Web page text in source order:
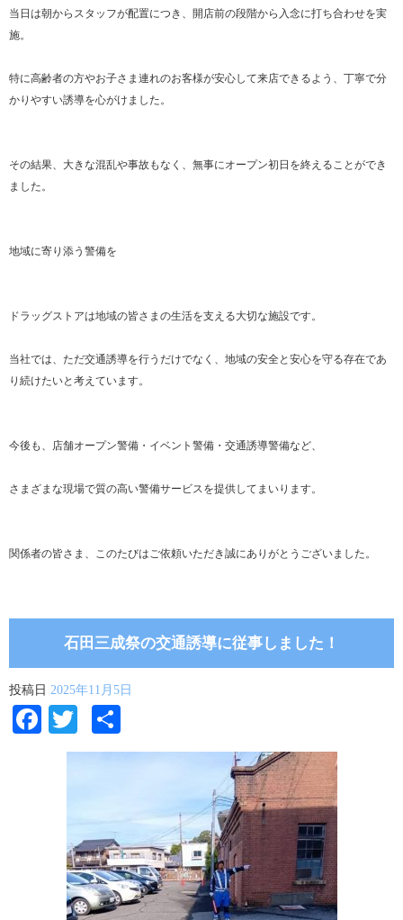
当日は朝からスタッフが配置につき、開店前の段階から入念に打ち合わせを実
施。
特に高齢者の方やお子さま連れのお客様が安心して来店できるよう、丁寧で分
かりやすい誘導を心がけました。
その結果、大きな混乱や事故もなく、無事にオープン初日を終えることができ
ました。
地域に寄り添う警備を
ドラッグストアは地域の皆さまの生活を支える大切な施設です。
当社では、ただ交通誘導を行うだけでなく、地域の安全と安心を守る存在であ
り続けたいと考えています。
今後も、店舗オープン警備・イベント警備・交通誘導警備など、
さまざまな現場で質の高い警備サービスを提供してまいります。
関係者の皆さま、このたびはご依頼いただき誠にありがとうございました。
石田三成祭の交通誘導に従事しました！
投稿日 2025年11月5日
Facebook
Twitter
有